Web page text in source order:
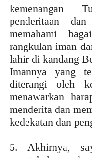
kemenangan
penderitaan
memahami
rangkulan iman
lahir di kandang
Imannya yang
diterangi oleh
menawarkan
menderita dan
kedekatan dan
5. Akhirnya,